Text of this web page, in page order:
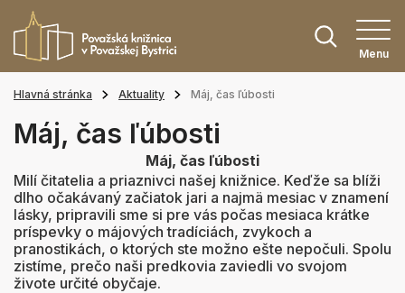
Menu
Hlavná stránka Aktuality Máj, čas ľúbosti
Máj, čas ľúbosti
Máj, čas ľúbosti
Milí čitatelia a priaznivci našej knižnice. Keďže sa blíži
dlho očakávaný začiatok jari a najmä mesiac v znamení
lásky, pripravili sme si pre vás počas mesiaca krátke
príspevky o májových tradíciách, zvykoch a
pranostikách, o ktorých ste možno ešte nepočuli. Spolu
zistíme, prečo naši predkovia zaviedli vo svojom
živote určité obyčaje.